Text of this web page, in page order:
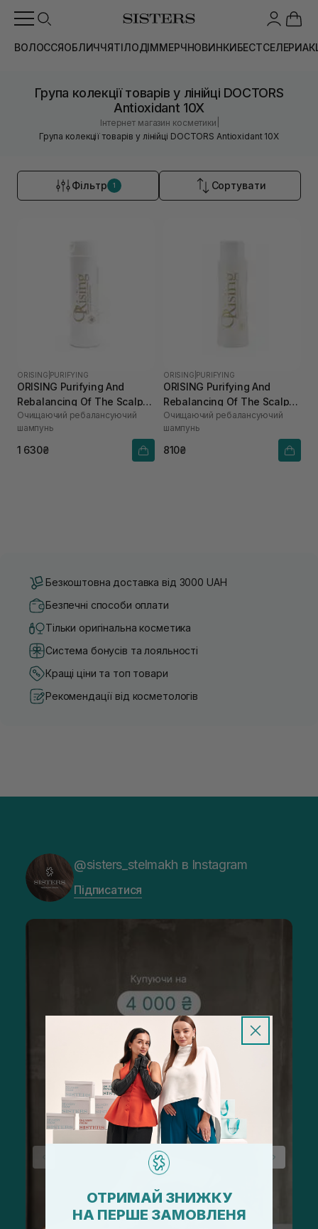
ВОЛОССЯОБЛИЧЧЯТІЛОДІММЕРЧНОВИНКИБЕСТСЕЛЕРИ
Група колекції товарів у лінійці DOCTORS
Antioxidant 10X
Інтернет магазин косметики
Група колекції товарів у лінійці DOCTORS Antioxidant 10X
Фільтр 1 Сортувати
ORISING PURIFYING
ORISING Purifying And
Rebalancing Of The Scalp
Shampoo 250 мл
Очищаючий ребалансуючий
шампунь
1 630₴
ORISING PURIFYING
ORISING Purifying And
Rebalancing Of The Scalp
Shampoo 100 мл
Очищаючий ребалансуючий
шампунь
810₴
Безкоштовна доставка від 3000 UAH
Безпечні способи оплати
Тільки оригінальна косметика
Система бонусів та лояльності
Кращі ціни та топ товари
Рекомендації від косметологів
@sisters_stelmakh в Instagram
Підписатися
ОТРИМАЙ ЗНИЖКУ
НА ПЕРШЕ ЗАМОВЛЕНЯ